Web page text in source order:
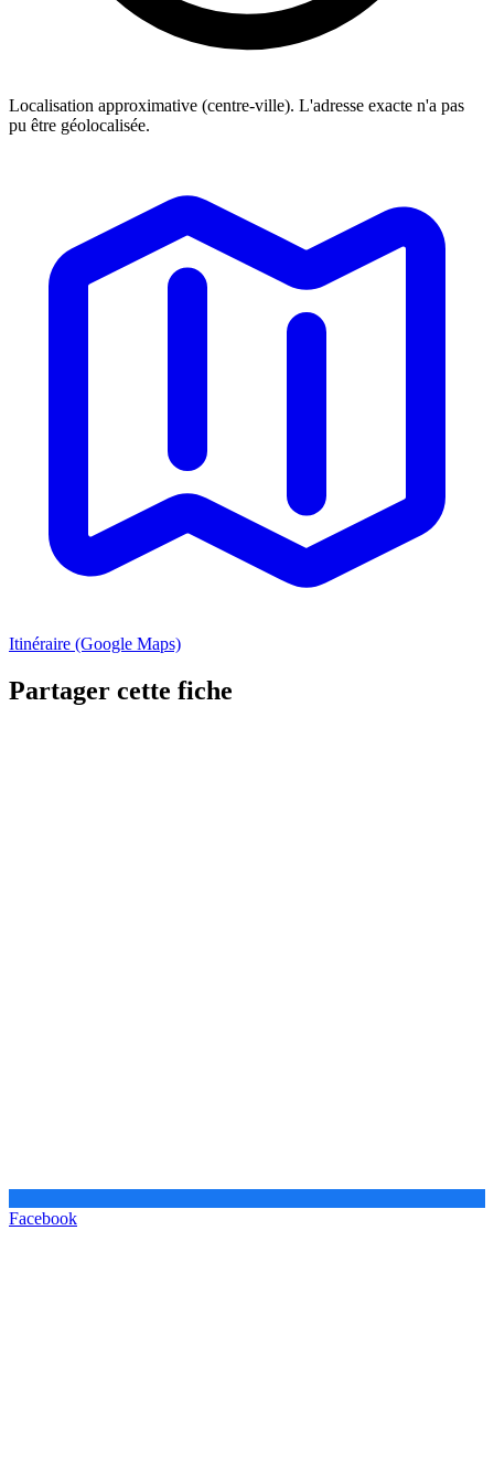
Localisation approximative (centre-ville). L'adresse exacte n'a pas
pu être géolocalisée.
Itinéraire (Google Maps)
Partager cette fiche
Facebook